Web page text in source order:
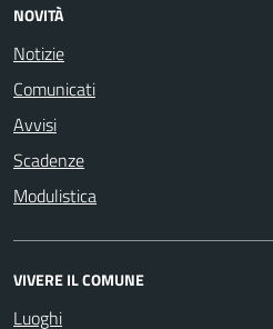
NOVITÀ
Notizie
Comunicati
Avvisi
Scadenze
Modulistica
VIVERE IL COMUNE
Luoghi